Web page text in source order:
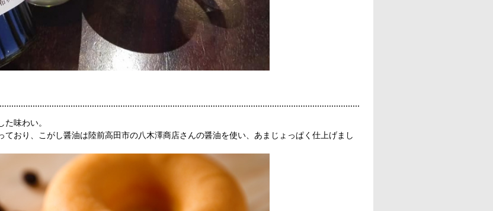
味わい。
おり、こがし醤油は陸前高田市の八木澤商店さんの醤油を使い、あまじょっぱく仕上げまし